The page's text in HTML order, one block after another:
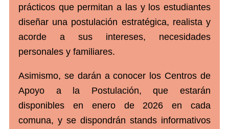
prácticos que permitan a las y los estudiantes
diseñar una postulación estratégica, realista y
acorde a sus intereses, necesidades
personales y familiares.
Asimismo, se darán a conocer los Centros de
Apoyo a la Postulación, que estarán
disponibles en enero de 2026 en cada
comuna, y se dispondrán stands informativos